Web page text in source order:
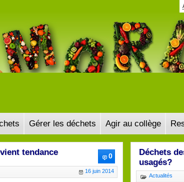
Gérer les déchets Agir au collège
0
tendance
16 juin 2014
Déchets
usagés?
Actualités